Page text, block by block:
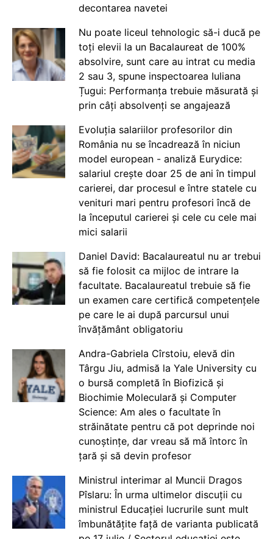
decontarea navetei
Nu poate liceul tehnologic să-i ducă pe
toți elevii la un Bacalaureat de 100%
absolvire, sunt care au intrat cu media
2 sau 3, spune inspectoarea Iuliana
Țugui: Performanța trebuie măsurată și
prin câți absolvenți se angajează
Evoluția salariilor profesorilor din
România nu se încadrează în niciun
model european - analiză Eurydice:
salariul crește doar 25 de ani în timpul
carierei, dar procesul e între statele cu
venituri mari pentru profesori încă de
la începutul carierei și cele cu cele mai
mici salarii
Daniel David: Bacalaureatul nu ar trebui
să fie folosit ca mijloc de intrare la
facultate. Bacalaureatul trebuie să fie
un examen care certifică competențele
pe care le ai după parcursul unui
învățământ obligatoriu
Andra-Gabriela Cîrstoiu, elevă din
Târgu Jiu, admisă la Yale University cu
o bursă completă în Biofizică și
Biochimie Moleculară și Computer
Science: Am ales o facultate în
străinătate pentru că pot deprinde noi
cunoștințe, dar vreau să mă întorc în
țară și să devin profesor
Ministrul interimar al Muncii Dragos
Pîslaru: În urma ultimelor discuții cu
ministrul Educației lucrurile sunt mult
îmbunătățite față de varianta publicată